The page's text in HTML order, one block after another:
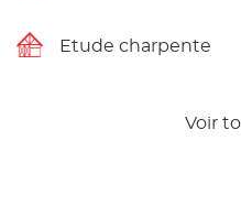
Etude charpente
Voir